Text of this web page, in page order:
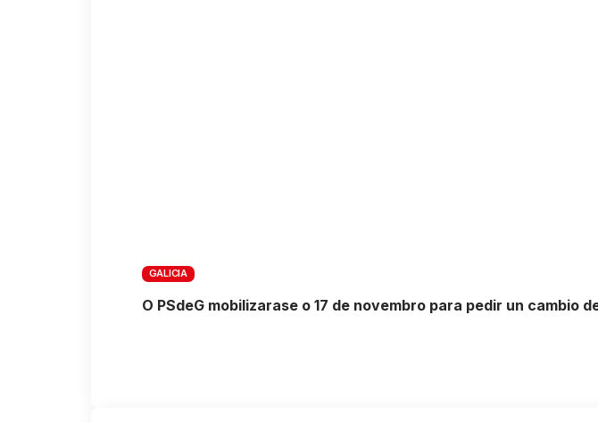
GALICIA
O PSdeG mobilizarase o 17 de novembro para pedir un cambio